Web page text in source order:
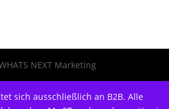
sich ausschließlich an B2B. Alle
NEXT Marketing